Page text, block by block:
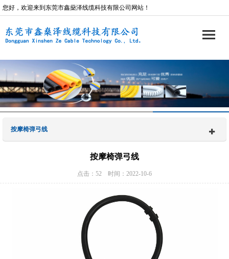
您好，欢迎来到东莞市鑫燊泽线缆科技有限公司网站！
按摩椅弹弓线
按摩椅弹弓线
点击：52 时间：2022-10-6